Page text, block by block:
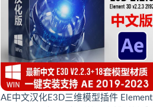
AE中文汉化E3D三维模型插件 Element